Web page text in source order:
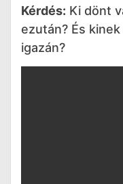
Kérdés: Ki dönt
ezután? És
igazán?